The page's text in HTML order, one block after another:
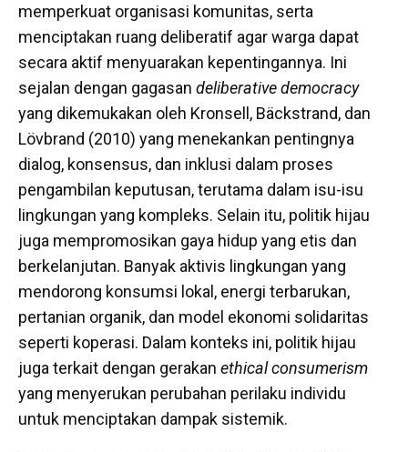
memperkuat organisasi komunitas, serta
menciptakan ruang deliberatif agar warga dapat
secara aktif menyuarakan kepentingannya. Ini
sejalan dengan gagasan deliberative democracy
yang dikemukakan oleh Kronsell, Bäckstrand, dan
Lövbrand (2010) yang menekankan pentingnya
dialog, konsensus, dan inklusi dalam proses
pengambilan keputusan, terutama dalam isu-isu
lingkungan yang kompleks. Selain itu, politik hijau
juga mempromosikan gaya hidup yang etis dan
berkelanjutan. Banyak aktivis lingkungan yang
mendorong konsumsi lokal, energi terbarukan,
pertanian organik, dan model ekonomi solidaritas
seperti koperasi. Dalam konteks ini, politik hijau
juga terkait dengan gerakan ethical consumerism
yang menyerukan perubahan perilaku individu
untuk menciptakan dampak sistemik.